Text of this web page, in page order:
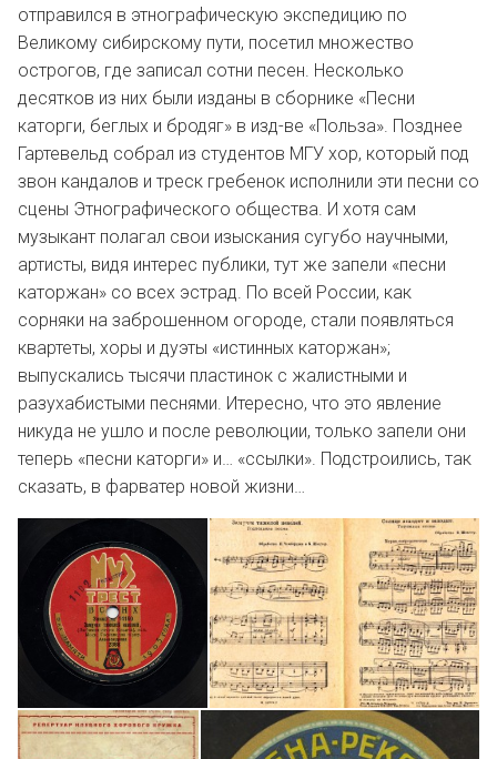
отправился в этнографическую экспедицию по
Великому сибирскому пути, посетил множество
острогов, где записал сотни песен. Несколько
десятков из них были изданы в сборнике «Песни
каторги, беглых и бродяг» в изд-ве «Польза». Позднее
Гартевельд собрал из студентов МГУ хор, который под
звон кандалов и треск гребенок исполнили эти песни со
сцены Этнографического общества. И хотя сам
музыкант полагал свои изыскания сугубо научными,
артисты, видя интерес публики, тут же запели «песни
каторжан» со всех эстрад. По всей России, как
сорняки на заброшенном огороде, стали появляться
квартеты, хоры и дуэты «истинных каторжан»;
выпускались тысячи пластинок с жалистными и
разухабистыми песнями. Итересно, что это явление
никуда не ушло и после революции, только запели они
теперь «песни каторги» и… «ссылки». Подстроились, так
сказать, в фарватер новой жизни…